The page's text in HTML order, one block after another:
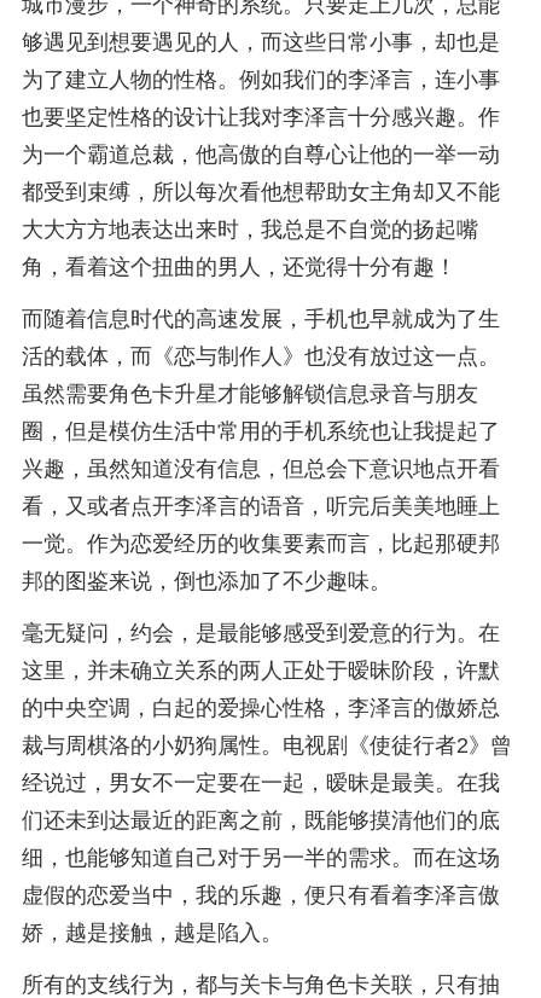
城市漫步，一个神奇的系统。只要走上几次，总能
够遇见到想要遇见的人，而这些日常小事，却也是
为了建立人物的性格。例如我们的李泽言，连小事
也要坚定性格的设计让我对李泽言十分感兴趣。作
为一个霸道总裁，他高傲的自尊心让他的一举一动
都受到束缚，所以每次看他想帮助女主角却又不能
大大方方地表达出来时，我总是不自觉的扬起嘴
角，看着这个扭曲的男人，还觉得十分有趣！
而随着信息时代的高速发展，手机也早就成为了生
活的载体，而《恋与制作人》也没有放过这一点。
虽然需要角色卡升星才能够解锁信息录音与朋友
圈，但是模仿生活中常用的手机系统也让我提起了
兴趣，虽然知道没有信息，但总会下意识地点开看
看，又或者点开李泽言的语音，听完后美美地睡上
一觉。作为恋爱经历的收集要素而言，比起那硬邦
邦的图鉴来说，倒也添加了不少趣味。
毫无疑问，约会，是最能够感受到爱意的行为。在
这里，并未确立关系的两人正处于暧昧阶段，许默
的中央空调，白起的爱操心性格，李泽言的傲娇总
裁与周棋洛的小奶狗属性。电视剧《使徒行者2》曾
经说过，男女不一定要在一起，暧昧是最美。在我
们还未到达最近的距离之前，既能够摸清他们的底
细，也能够知道自己对于另一半的需求。而在这场
虚假的恋爱当中，我的乐趣，便只有看着李泽言傲
娇，越是接触，越是陷入。
所有的支线行为，都与关卡与角色卡关联，只有抽